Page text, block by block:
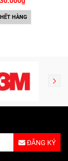
HẾT HÀNG
ĐĂNG KÝ